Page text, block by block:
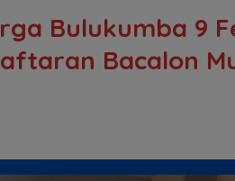
Bulukumba 9
Bacalon